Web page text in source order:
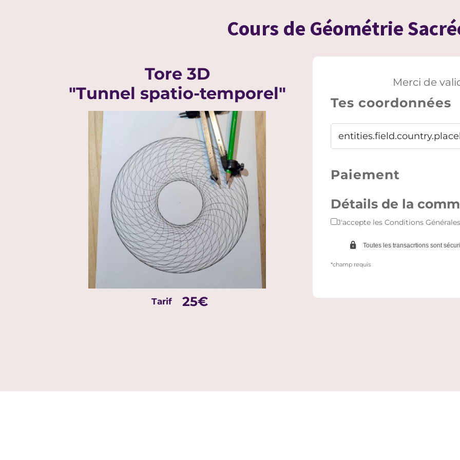
Cours de Géométrie
Tore 3D
"Tunnel spatio-temporel"
Tarif 25€
Merci de
Tes coordonnées
Paiement
Détails de la
J'accepte les Conditions
Toutes les transacrtions sont
*champ requis